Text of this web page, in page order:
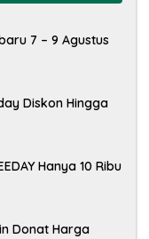
7 – 9 Agustus
Diskon Hingga
Hanya 10 Ribu
Donat Harga